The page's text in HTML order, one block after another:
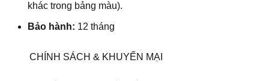
khác trong bảng màu).
Bảo hành: 12 tháng
CHÍNH SÁCH & KHUYẾN MẠI